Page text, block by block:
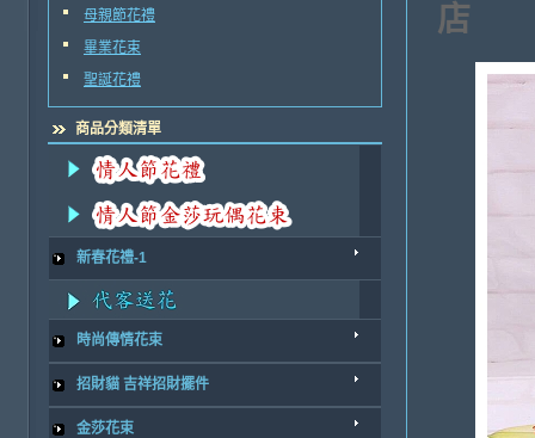
母親節花禮
畢業花束
聖誕花禮
商品分類清單
新春花禮-1
時尚傳情花束
招財貓 吉祥招財擺件
金莎花束
店